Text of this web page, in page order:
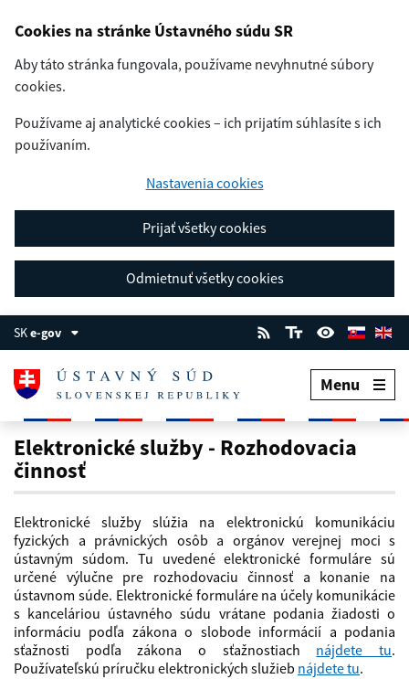
Cookies na stránke Ústavného súdu SR
Aby táto stránka fungovala, používame nevyhnutné súbory
cookies.
Používame aj analytické cookies – ich prijatím súhlasíte s ich
používaním.
Nastavenia cookies
Prijať všetky cookies
Odmietnuť všetky cookies
SKe-gov
Menu
Elektronické služby
Elektronické služby - Rozhodovacia
činnosť
Elektronické služby slúžia na elektronickú komunikáciu
fyzických a právnických osôb a orgánov verejnej moci s
ústavným súdom. Tu uvedené elektronické formuláre sú
určené výlučne pre rozhodovaciu činnosť a konanie na
ústavnom súde. Elektronické formuláre na účely komunikácie
s kanceláriou ústavného súdu vrátane podania žiadosti o
informáciu podľa zákona o slobode informácií a podania
sťažnosti podľa zákona o sťažnostiach nájdete tu.
Používateľskú príručku elektronických služieb nájdete tu.